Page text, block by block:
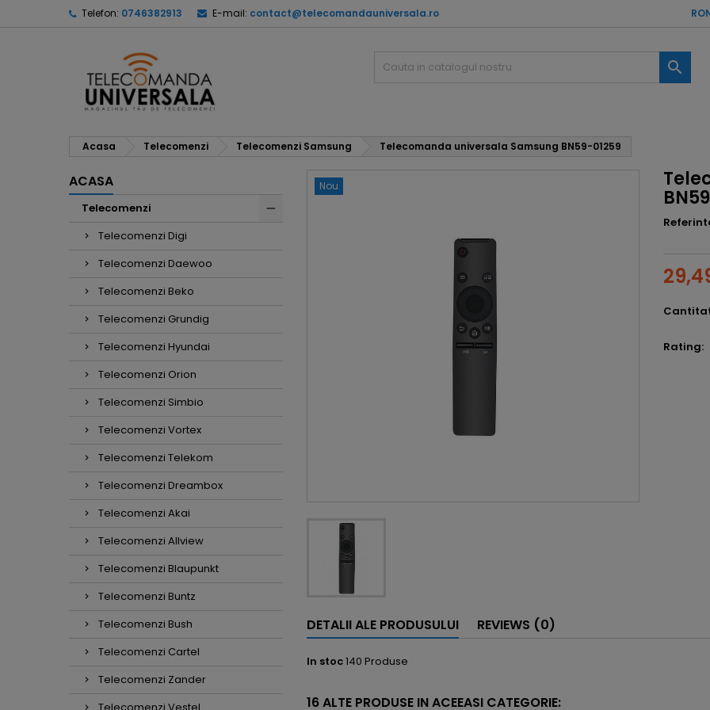
Telefon: 0746382913 E-mail: contact@telecomandauniversala.ro

Acasa Telecomenzi Telecomenzi Samsung Telecomanda universala Samsung BN59-01259
ACASA
Telecomenzi
Telecomenzi Digi
Telecomenzi Daewoo
Telecomenzi Beko
Telecomenzi Grundig
Telecomenzi Hyundai
Telecomenzi Orion
Telecomenzi Simbio
Telecomenzi Vortex
Telecomenzi Telekom
Telecomenzi Dreambox
Telecomenzi Akai
Telecomenzi Allview
Telecomenzi Blaupunkt
Telecomenzi Buntz
Telecomenzi Bush
Telecomenzi Cartel
Telecomenzi Zander
Nou
Rating:
DETALII ALE PRODUSULUI REVIEWS (0)
In stoc140 Produse
16 ALTE PRODUSE IN ACEEASI CATEGORIE: